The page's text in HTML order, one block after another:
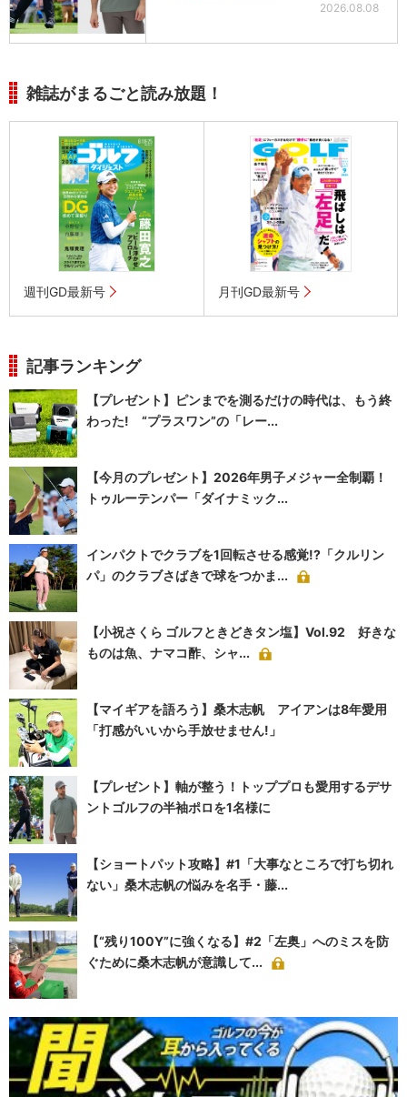
2026.08.08
雑誌がまるごと読み放題！
週刊GD最新号 月刊GD最新号
記事ランキング
【プレゼント】ピンまでを測るだけの時代は、もう終
わった! “プラスワン”の「レー...
【今月のプレゼント】2026年男子メジャー全制覇！
トゥルーテンパー「ダイナミック...
インパクトでクラブを1回転させる感覚!?「クルリン
パ」のクラブさばきで球をつかま...
【小祝さくら ゴルフときどきタン塩】Vol.92 好きな
ものは魚、ナマコ酢、シャ...
【マイギアを語ろう】桑木志帆 アイアンは8年愛用
「打感がいいから手放せません!」
【プレゼント】軸が整う！トッププロも愛用するデサ
ントゴルフの半袖ポロを1名様に
【ショートパット攻略】#1「大事なところで打ち切れ
ない」桑木志帆の悩みを名手・藤...
【“残り100Y”に強くなる】#2「左奥」へのミスを防
ぐために桑木志帆が意識して...